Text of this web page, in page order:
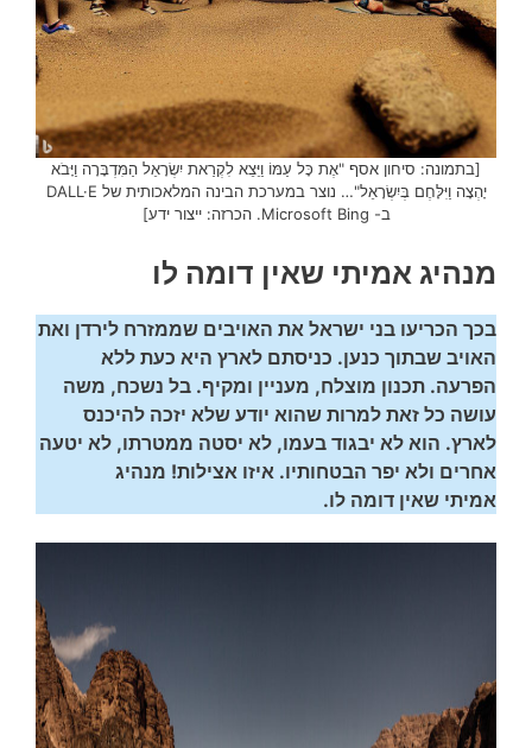
[בתמונה: סיחון אסף "אֶת כָּל עַמּוֹ וַיֵּצֵא לִקְרַאת יִשְׂרָאֵל הַמִּדְבָּרָה וַיָּבֹא
יָהְצָה וַיִּלָּחֶם בְּיִשְׂרָאֵל"… נוצר במערכת הבינה המלאכותית של DALL·E
ב- Microsoft Bing. הכרזה: ייצור ידע]
מנהיג אמיתי שאין דומה לו
בכך הכריעו בני ישראל את האויבים שממזרח לירדן ואת
האויב שבתוך כנען. כניסתם לארץ היא כעת ללא
הפרעה. תכנון מוצלח, מעניין ומקיף. בל נשכח, משה
עושה כל זאת למרות שהוא יודע שלא יזכה להיכנס
לארץ. הוא לא יבגוד בעמו, לא יסטה ממטרתו, לא יטעה
אחרים ולא יפר הבטחותיו. איזו אצילות! מנהיג
אמיתי שאין דומה לו.